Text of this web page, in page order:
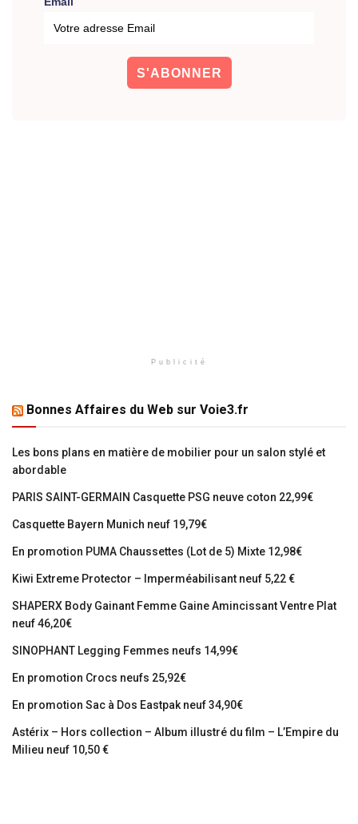
Publicité
Bonnes Affaires du Web sur Voie3.fr
Les bons plans en matière de mobilier pour un salon stylé et
abordable
PARIS SAINT-GERMAIN Casquette PSG neuve coton 22,99€
Casquette Bayern Munich neuf 19,79€
En promotion PUMA Chaussettes (Lot de 5) Mixte 12,98€
Kiwi Extreme Protector – Imperméabilisant neuf 5,22 €
SHAPERX Body Gainant Femme Gaine Amincissant Ventre Plat
neuf 46,20€
SINOPHANT Legging Femmes neufs 14,99€
En promotion Crocs neufs 25,92€
En promotion Sac à Dos Eastpak neuf 34,90€
Astérix – Hors collection – Album illustré du film – L’Empire du
Milieu neuf 10,50 €